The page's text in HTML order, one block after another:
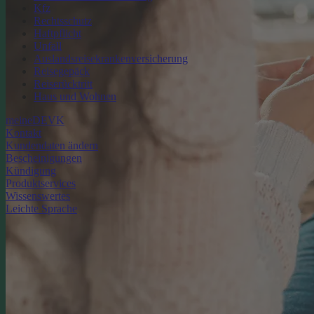
Kfz
Rechtsschutz
Haftpflicht
Unfall
Auslandsreisekrankenversicherung
Reisegepäck
Reiserücktritt
Haus und Wohnen
meineDEVK
Kontakt
Kundendaten ändern
Bescheinigungen
Kündigung
Produktservices
Wissenswertes
Leichte Sprache